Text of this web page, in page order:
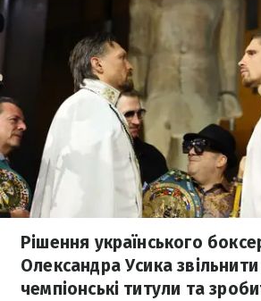
Рішення українського
Олександра Усика звільнити
чемпіонські титули та